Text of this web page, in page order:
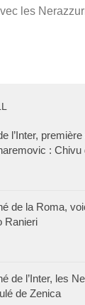
les
l’Inter,
: Chivu
de la Roma,
Ranieri
de l’Inter, les
de Zenica